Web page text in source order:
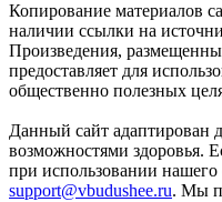
Копирование материалов
наличии ссылки на
Произведения,
предоставляет для
общественно полезных
Данный сайт адаптирован
возможностями здоровья.
при использовании
support@vbudushee.ru. Мы